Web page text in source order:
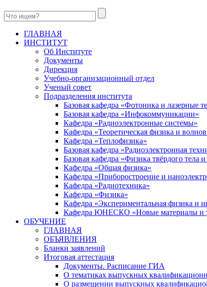
ГЛАВНАЯ
ИНСТИТУТ
Об Институте
Документы
Дирекция
Учебно-организационный отдел
Ученый совет
Подразделения института
Базовая кафедра «Фотоника и лазерные
Базовая кафедра «Инфокоммуникации»
Кафедра «Радиоэлектронные системы»
Кафедра «Теоретическая физика и
Кафедра «Теплофизика»
Базовая кафедра «Радиоэлектронная
Базовая кафедра «Физика твёрдого тела
Кафедра «Общая физика»
Кафедра «Приборостроение и
Кафедра «Радиотехника»
Кафедра «Физика»
Кафедра «Экспериментальная физика и
Кафедра ЮНЕСКО «Новые материалы и
ОБУЧЕНИЕ
ГЛАВНАЯ
ОБЪЯВЛЕНИЯ
Бланки заявлений
Итоговая аттестация
Документы. Расписание ГИА
О тематиках выпускных
О размещении выпускных